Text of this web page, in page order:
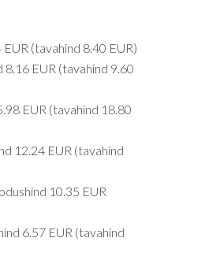
(tavahind 8.40 EUR)
8.16 EUR (tavahind 9.60
EUR (tavahind 18.80
12.24 EUR (tavahind
10.35 EUR
6.57 EUR (tavahind